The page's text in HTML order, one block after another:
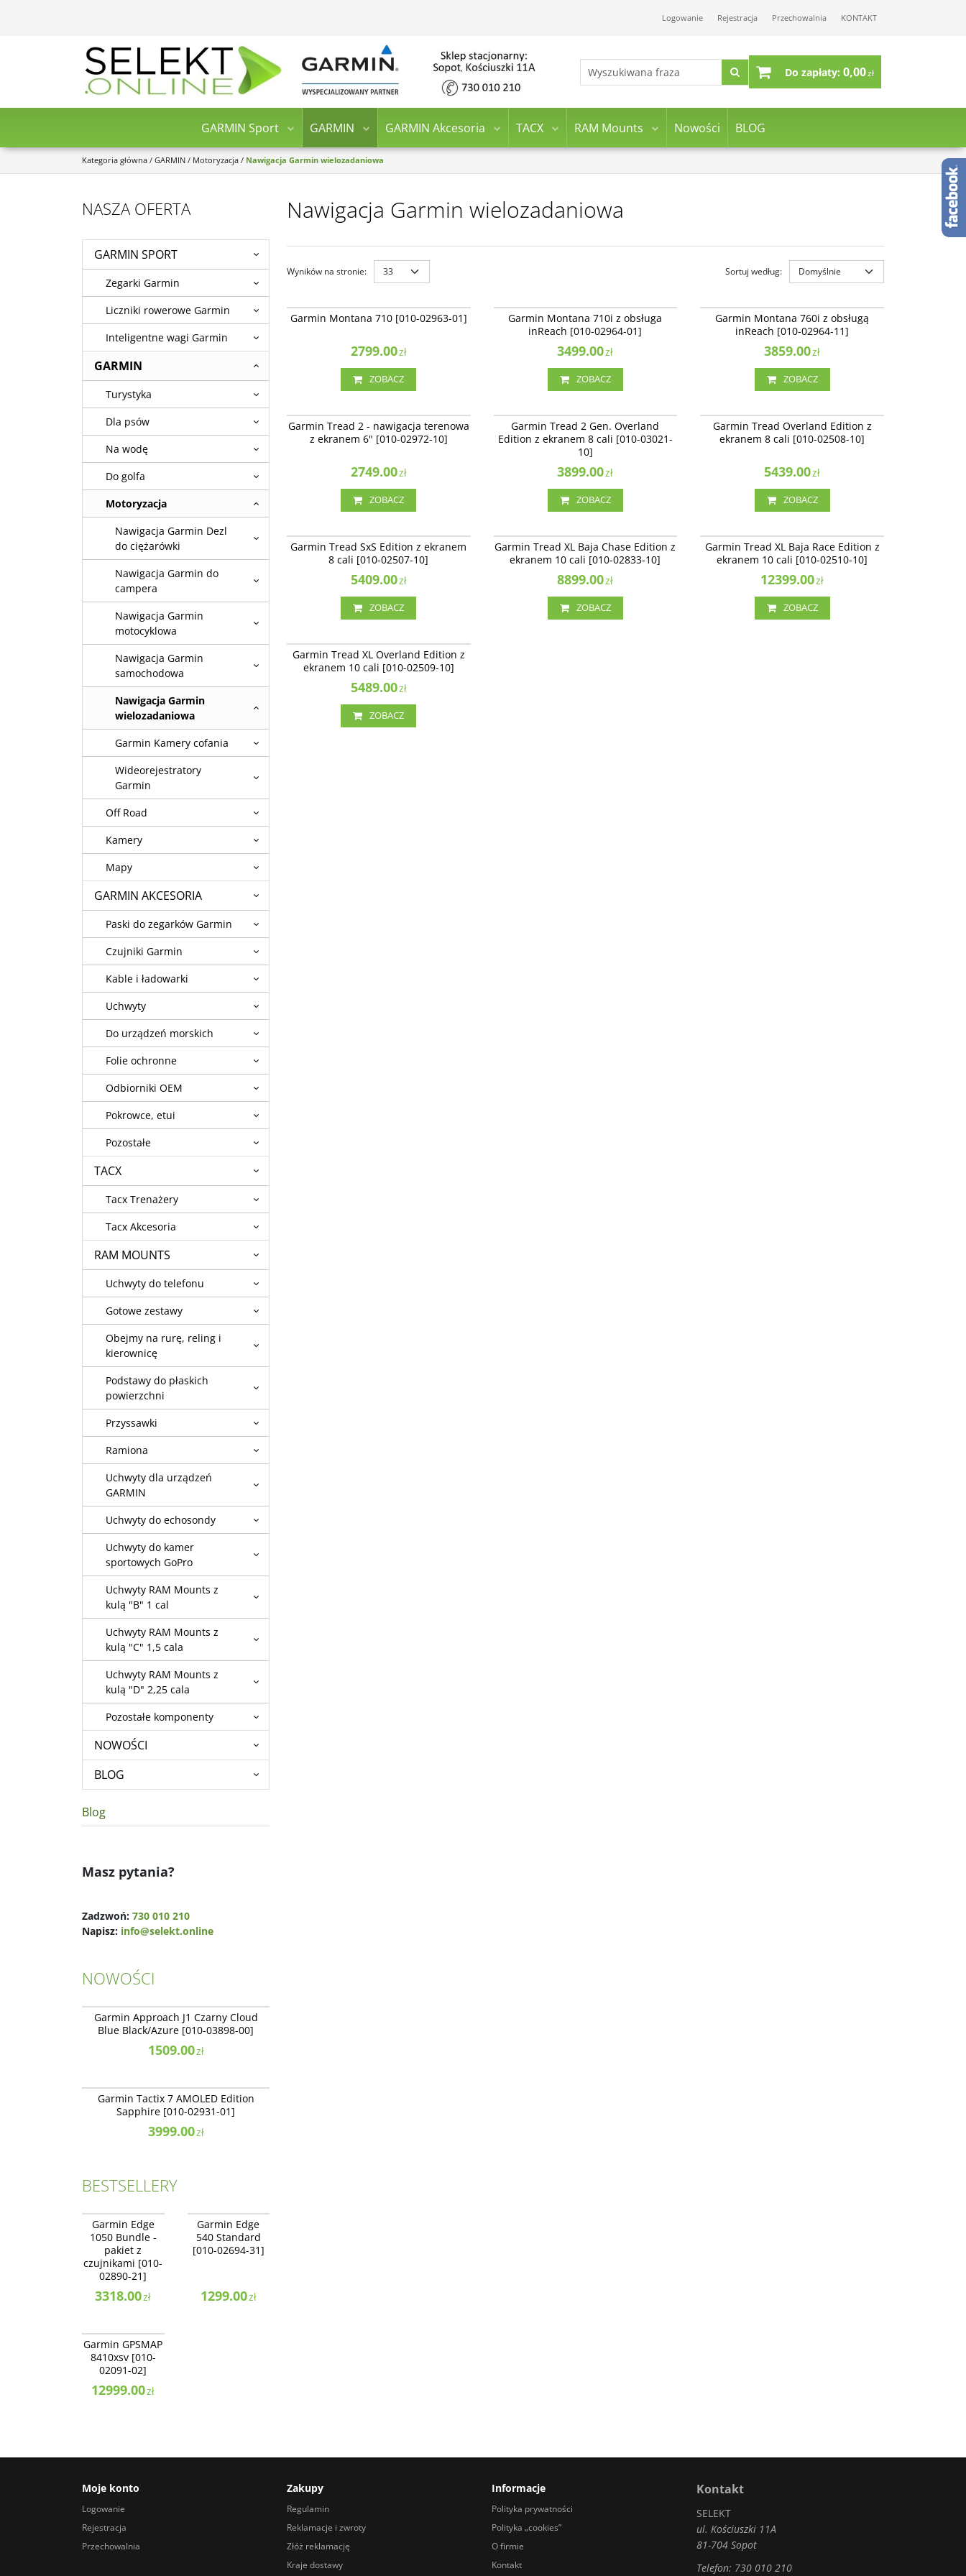
Logowanie Rejestracja Przechowalnia KONTAKT
Do zapłaty: 0,00zł
GARMIN Sport GARMIN GARMIN Akcesoria TACX RAM Mounts Nowości BLOG
Kategoria główna / GARMIN / Motoryzacja / Nawigacja Garmin wielozadaniowa
Nawigacja Garmin wielozadaniowa
Wyników na stronie: Sortuj według:
NOWOŚĆ BESTSELLER
Garmin Montana 710 [010-02963-01]
Garmin Montana 710 [010-02963-01]
2799.00zł
ZOBACZ
NOWOŚĆ BESTSELLER
Garmin Montana 710i z obsługa inReach [010-
02964-01]
Garmin Montana 710i z obsługa
inReach [010-02964-01]
3499.00zł
ZOBACZ
NOWOŚĆ BESTSELLER
Garmin Montana 760i z obsługą inReach [010-
02964-11]
Garmin Montana 760i z obsługą
inReach [010-02964-11]
3859.00zł
ZOBACZ
NOWOŚĆ
Garmin Tread 2 - nawigacja terenowa z
ekranem 6" [010-02972-10]
Garmin Tread 2 - nawigacja terenowa
z ekranem 6" [010-02972-10]
2749.00zł
ZOBACZ
NOWOŚĆ NAJLEPSZE
Garmin Tread 2 Gen. Overland Edition z
ekranem 8 cali [010-03021-10]
Garmin Tread 2 Gen. Overland
Edition z ekranem 8 cali [010-03021-
10]
3899.00zł
ZOBACZ
NAJLEPSZE
Garmin Tread Overland Edition z ekranem 8
cali [010-02406-10]
Garmin Tread Overland Edition z
ekranem 8 cali [010-02508-10]
5439.00zł
ZOBACZ
BESTSELLER
Garmin Tread SxS Edition z ekranem 8 cali
[010-02507-10]
Garmin Tread SxS Edition z ekranem
8 cali [010-02507-10]
5409.00zł
ZOBACZ
NOWOŚĆ
Garmin Tread XL Baja Chase Edition z ekranem
10 cali [010-02833-10]
Dostępność: Produkt sprowadzany na
Garmin Tread XL Baja Chase Edition z
ekranem 10 cali [010-02833-10]
8899.00zł
ZOBACZ
NOWOŚĆ
Garmin Tread XL Baja Race Edition z ekranem
10 cali [010-02510-10]
Dostępność: Produkt sprowadzany na
Garmin Tread XL Baja Race Edition z
ekranem 10 cali [010-02510-10]
12399.00zł
ZOBACZ
NAJLEPSZE
Garmin Tread XL Overland Edition z ekranem
10 cali [010-02509-10]
Garmin Tread XL Overland Edition z
ekranem 10 cali [010-02509-10]
5489.00zł
ZOBACZ
NASZA OFERTA
GARMIN SPORT
Zegarki Garmin
Liczniki rowerowe Garmin
Inteligentne wagi Garmin
GARMIN
Turystyka
Dla psów
Na wodę
Do golfa
Motoryzacja
Nawigacja Garmin Dezl
do ciężarówki
Nawigacja Garmin do
campera
Nawigacja Garmin
motocyklowa
Nawigacja Garmin
samochodowa
Nawigacja Garmin
wielozadaniowa
Garmin Kamery cofania
Wideorejestratory
Garmin
Off Road
Kamery
Mapy
GARMIN AKCESORIA
Paski do zegarków Garmin
Czujniki Garmin
Kable i ładowarki
Uchwyty
Do urządzeń morskich
Folie ochronne
Odbiorniki OEM
Pokrowce, etui
Pozostałe
TACX
Tacx Trenażery
Tacx Akcesoria
RAM MOUNTS
Uchwyty do telefonu
Gotowe zestawy
Obejmy na rurę, reling i
kierownicę
Podstawy do płaskich
powierzchni
Przyssawki
Ramiona
Uchwyty dla urządzeń
GARMIN
Uchwyty do echosondy
Uchwyty do kamer
sportowych GoPro
Uchwyty RAM Mounts z
kulą "B" 1 cal
Uchwyty RAM Mounts z
kulą "C" 1,5 cala
Uchwyty RAM Mounts z
kulą "D" 2,25 cala
Pozostałe komponenty
NOWOŚCI
BLOG
Blog
Masz pytania?
Zadzwoń: 730 010 210
Napisz: info@selekt.online
NOWOŚCI
NOWOŚĆ
Garmin Approach J1 Czarny Cloud
Blue Black/Azure [010-03898-00]
1509.00zł
NOWOŚĆ NAJLEPSZE
Garmin Tactix 7 AMOLED Edition
Sapphire [010-02931-01]
3999.00zł
BESTSELLERY
NOWOŚĆ
BESTSELLER
Garmin Edge
1050 Bundle -
pakiet z
czujnikami [010-
02890-21]
3318.00zł
NOWOŚĆ
BESTSELLER
NAJLEPSZE
Garmin Edge
540 Standard
[010-02694-31]
1299.00zł
BESTSELLER
NAJLEPSZE
Garmin GPSMAP
8410xsv [010-
02091-02]
12999.00zł
Moje konto
Logowanie
Rejestracja
Przechowalnia
Zakupy
Regulamin
Reklamacje i zwroty
Złóż reklamację
Kraje dostawy
Informacje
Polityka prywatności
Polityka „cookies”
O firmie
Kontakt
Kontakt
SELEKT
ul. Kościuszki 11A
81-704 Sopot
Telefon: 730 010 210